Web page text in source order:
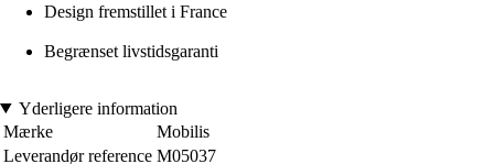
Design fremstillet i France
Begrænset livstidsgaranti
Yderligere information
Mærke
Mobilis
Leverandør reference M05037